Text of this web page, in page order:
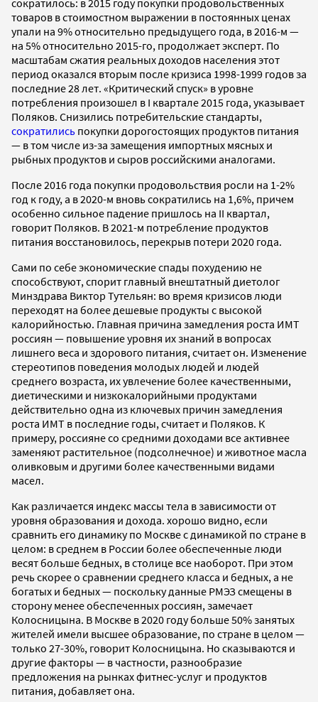
товаров в стоимостном выражении в постоянных ценах
упали на 9% относительно предыдущего года, в 2016-м —
на 5% относительно 2015-го, продолжает эксперт. По
масштабам сжатия реальных доходов населения этот
период оказался вторым после кризиса 1998-1999 годов за
последние 28 лет. «Критический спуск» в уровне
потребления произошел в I квартале 2015 года, указывает
Поляков. Снизились потребительские стандарты,
сократились покупки дорогостоящих продуктов питания
— в том числе из-за замещения импортных мясных и
рыбных продуктов и сыров российскими аналогами.
После 2016 года покупки продовольствия росли на 1-2%
год к году, а в 2020-м вновь сократились на 1,6%, причем
особенно сильное падение пришлось на II квартал,
говорит Поляков. В 2021-м потребление продуктов
питания восстановилось, перекрыв потери 2020 года.
Сами по себе экономические спады похудению не
способствуют, спорит главный внештатный диетолог
Минздрава Виктор Тутельян: во время кризисов люди
переходят на более дешевые продукты с высокой
калорийностью. Главная причина замедления роста ИМТ
россиян — повышение уровня их знаний в вопросах
лишнего веса и здорового питания, считает он. Изменение
стереотипов поведения молодых людей и людей
среднего возраста, их увлечение более качественными,
диетическими и низкокалорийными продуктами
действительно одна из ключевых причин замедления
роста ИМТ в последние годы, считает и Поляков. К
примеру, россияне со средними доходами все активнее
заменяют растительное (подсолнечное) и животное масла
оливковым и другими более качественными видами
масел.
Как различается индекс массы тела в зависимости от
уровня образования и дохода. хорошо видно, если
сравнить его динамику по Москве с динамикой по стране в
целом: в среднем в России более обеспеченные люди
весят больше бедных, в столице все наоборот. При этом
речь скорее о сравнении среднего класса и бедных, а не
богатых и бедных — поскольку данные РМЭЗ смещены в
сторону менее обеспеченных россиян, замечает
Колосницына. В Москве в 2020 году больше 50% занятых
жителей имели высшее образование, по стране в целом —
только 27-30%, говорит Колосницына. Но сказываются и
другие факторы — в частности, разнообразие
предложения на рынках фитнес-услуг и продуктов
питания, добавляет она.